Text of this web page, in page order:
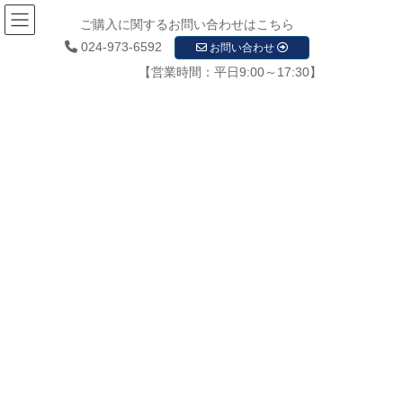
ご購入に関するお問い合わせはこちら
024-973-6592
お問い合わせ
【営業時間：平日9:00～17:30】